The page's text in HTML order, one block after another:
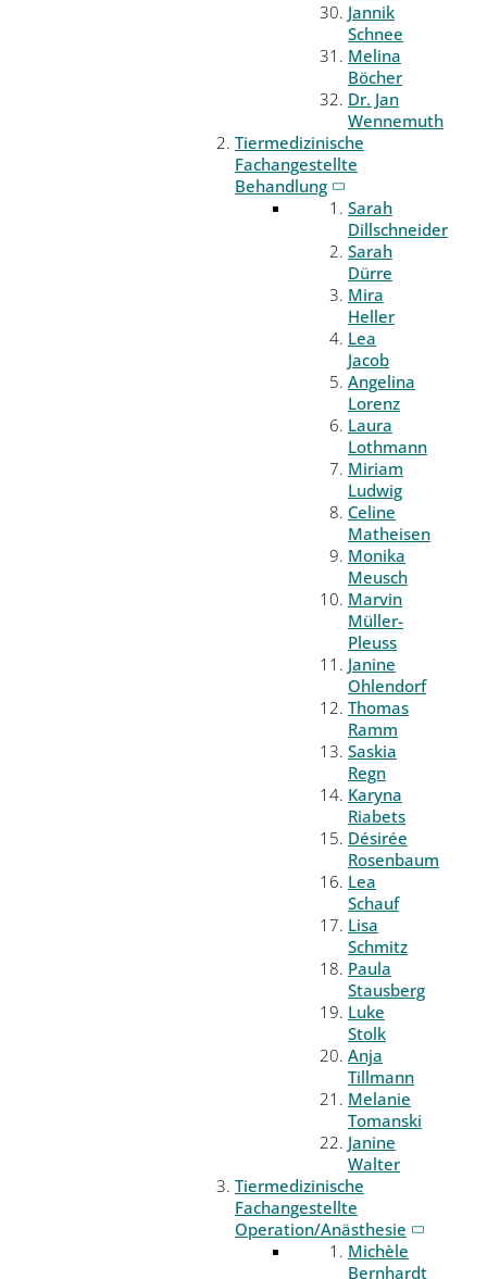
Jannik
Schnee
Melina
Böcher
Dr. Jan
Wennemuth
Tiermedizinische
Fachangestellte
Behandlung
Sarah
Dillschneider
Sarah
Dürre
Mira
Heller
Lea
Jacob
Angelina
Lorenz
Laura
Lothmann
Miriam
Ludwig
Celine
Matheisen
Monika
Meusch
Marvin
Müller-
Pleuss
Janine
Ohlendorf
Thomas
Ramm
Saskia
Regn
Karyna
Riabets
Désirée
Rosenbaum
Lea
Schauf
Lisa
Schmitz
Paula
Stausberg
Luke
Stolk
Anja
Tillmann
Melanie
Tomanski
Janine
Walter
Tiermedizinische
Fachangestellte
Operation/Anästhesie
Michèle
Bernhardt